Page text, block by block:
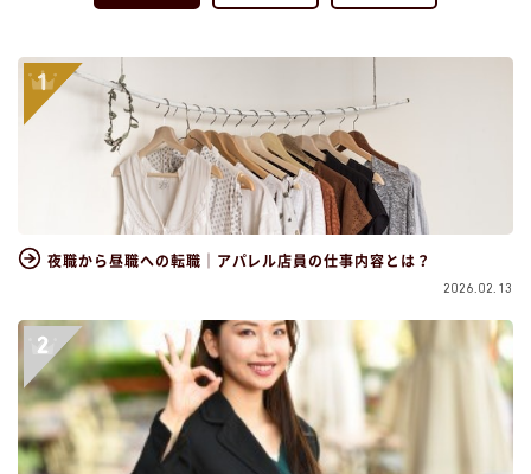
夜職から昼職への転職｜アパレル店員の仕事内容とは？
2026.02.13